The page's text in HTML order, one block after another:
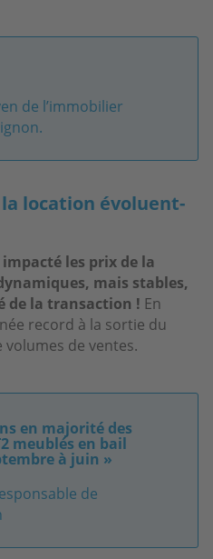
de l’immobilier
location évoluent-
les prix de la
mais stables,
de la transaction ! En
record à la sortie du
de ventes.
en majorité des
meublés en bail
à juin »
de